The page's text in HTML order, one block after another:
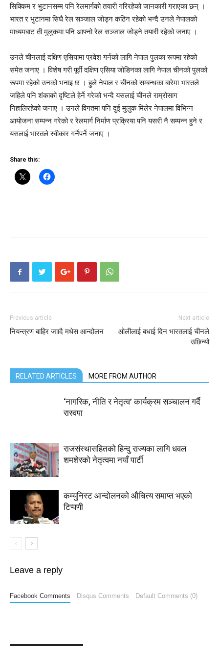
सिक्किम र भुटानसम्म पनि रेलमार्गको तयारी गरिरहेको जानकारी गराएका छन् ।
भारत र भुटानमा सिधै रेल सञ्जाल जोड्न कठिन रहेको भन्दै उनले नेपालको
माध्यमबाट ती मुलुकमा पनि आफ्नो रेल सञ्जाल जोड्ने तयारी रहेको जनाए ।
उनले चीनलाई दक्षिण एसियामा प्रवेश गर्नको लागि नेपाल पुलका रूपमा रहेको
समेत जनाए । विशेष गरी पूर्वी दक्षिण एसिया जोडिनका लागि नेपाल चीनको पुलको
रूपमा रहेको उनको भनाइ छ । हुले नेपाल र चीनको सम्बन्धका बारेमा भारतले
जहिले पनि शंकाको दृष्टिले हेर्ने गरेको भन्दै यसलाई चीनले राम्रोसाग
निहालिरहेको जनाए । उनले विगतमा पनि दुई मुलुक मिलेर नेपालमा विभिन्न
आयोजना सम्पन्न गरेको र रेलमार्ग निर्माण प्रक्रिया पनि यसरी नै सम्पन्न हुने र
यसलाई भारतले स्वीकार गर्नैपर्ने जनाए ।
Share this:
Previous article
नियन्त्रण बाहिर जाादै मधेस आन्दोलन
Next article
ओलीलाई बधाई दिन भारतलाई चीनले
उछिन्यो
RELATED ARTICLES MORE FROM AUTHOR
‘नागरिक, नीति र नेतृत्व’ कार्यक्रम सञ्चालन गर्दै
रास्वपा
राजसंस्थासहितको हिन्दु राज्यका लागि धवल
शमशेरको नेतृत्वमा नयाँ पार्टी
कम्युनिस्ट आन्दोलनको औचित्य समाप्त भएको
टिप्पणी
Leave a reply
Facebook Comments Disqus Comments Default Comments (0)